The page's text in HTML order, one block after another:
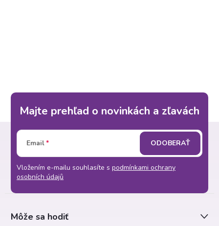
Majte prehľad o novinkách a zľavách
Email
Vložením e-mailu souhlasíte s podmínkami ochrany
osobních údajů
ODOBERAŤ
Môže sa hodiť